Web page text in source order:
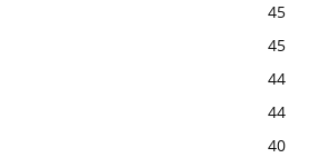
45
45
44
44
40